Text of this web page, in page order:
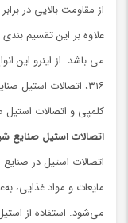
از مقاومت بالایی در
علاوه بر این تقسیم
می باشد. از اینرو این
کلمپی و اتصالات
اتصالات استیل صنایع
اتصالات استیل در
مایعات و مواد غذایی،
می‌شود. استفاده از